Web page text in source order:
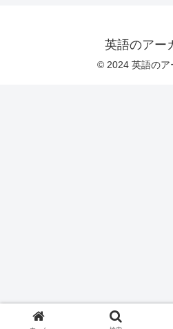
英語のアー
© 2024 英語のア